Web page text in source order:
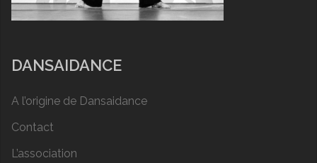
DANSAIDANCE
A l’origine de Dansaidance
Contact
L’association